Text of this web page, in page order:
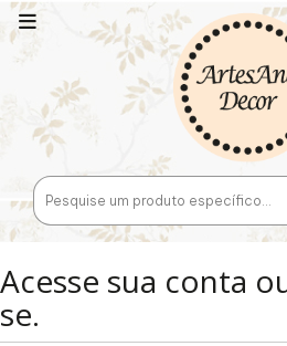
Acesse sua conta
se.